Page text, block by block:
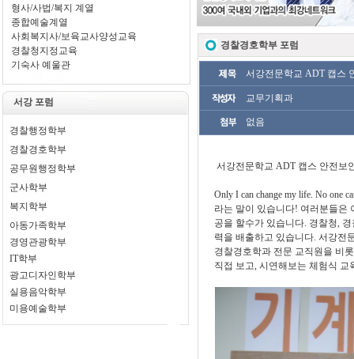
형사/사법/복지 계열
종합예술계열
사회복지사/보육교사양성교육
경찰청지정교육
기숙사 예울관
서강 포럼
경찰행정학부
경찰경호학부
공무원행정학부
군사학부
복지학부
아동가족학부
경영관광학부
IT학부
광고디자인학부
실용음악학부
미용예술학부
경찰경호학부 포럼
서강전문학교 ADT 캡스
교무기획과
없음
서강전문학교 ADT 캡스 안전보
Only I can change my life. No
라는 말이 있습니다! 여러분들은
공을 할수가 있습니다. 경찰청,
력을 배출하고 있습니다.서강전
경찰경호학과 전문 교직원을 비
직접 보고,시연해보는 체험식